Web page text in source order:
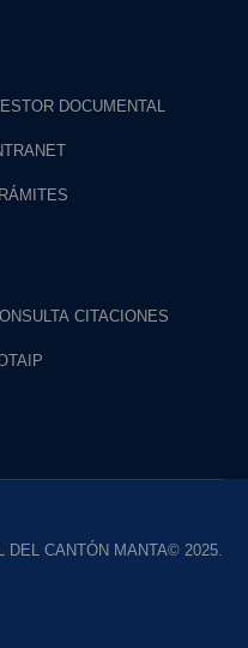
DOCUMENTAL
CITACIONES
DEL CANTÓN MANTA© 2025.